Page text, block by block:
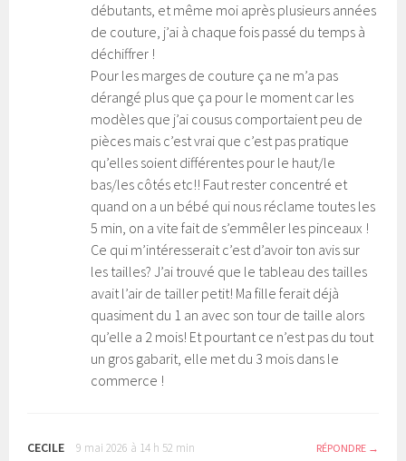
débutants, et même moi après plusieurs années
de couture, j’ai à chaque fois passé du temps à
déchiffrer !
Pour les marges de couture ça ne m’a pas
dérangé plus que ça pour le moment car les
modèles que j’ai cousus comportaient peu de
pièces mais c’est vrai que c’est pas pratique
qu’elles soient différentes pour le haut/le
bas/les côtés etc!! Faut rester concentré et
quand on a un bébé qui nous réclame toutes les
5 min, on a vite fait de s’emmêler les pinceaux !
Ce qui m’intéresserait c’est d’avoir ton avis sur
les tailles? J’ai trouvé que le tableau des tailles
avait l’air de tailler petit! Ma fille ferait déjà
quasiment du 1 an avec son tour de taille alors
qu’elle a 2 mois! Et pourtant ce n’est pas du tout
un gros gabarit, elle met du 3 mois dans le
commerce !
CECILE 9 mai 2026 à 14 h 52 min RÉPONDRE